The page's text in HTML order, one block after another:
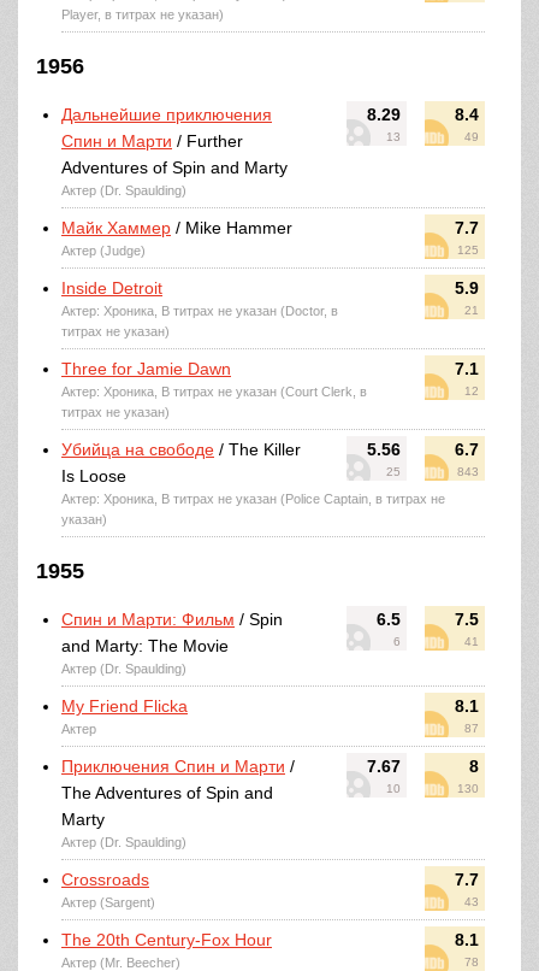
Player, в титрах не указан)
1956
8.29
13
8.4
49
Дальнейшие приключения
Спин и Марти / Further
Adventures of Spin and Marty
Актер (Dr. Spaulding)
7.7
125
Майк Хаммер / Mike Hammer
Актер (Judge)
5.9
21
Inside Detroit
Актер: Хроника, В титрах не указан (Doctor, в
титрах не указан)
7.1
12
Three for Jamie Dawn
Актер: Хроника, В титрах не указан (Court Clerk, в
титрах не указан)
5.56
25
6.7
843
Убийца на свободе / The Killer
Is Loose
Актер: Хроника, В титрах не указан (Police Captain, в титрах не
указан)
1955
6.5
6
7.5
41
Спин и Марти: Фильм / Spin
and Marty: The Movie
Актер (Dr. Spaulding)
8.1
87
My Friend Flicka
Актер
7.67
10
8
130
Приключения Спин и Марти /
The Adventures of Spin and
Marty
Актер (Dr. Spaulding)
7.7
43
Crossroads
Актер (Sargent)
8.1
78
The 20th Century-Fox Hour
Актер (Mr. Beecher)